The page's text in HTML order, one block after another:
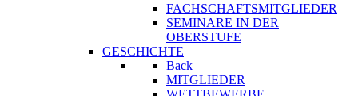
FACHSCHAFTSMITGLIEDER
SEMINARE IN DER
OBERSTUFE
GESCHICHTE
Back
MITGLIEDER